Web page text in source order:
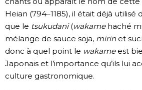
Heian (794–1185), il était déjà utilisé
que le tsukudani(wakamehaché
mélange de sauce soja, mirinet
donc à quel point le wakameest
Japonais et l’importance qu’ils lui
culture gastronomique.